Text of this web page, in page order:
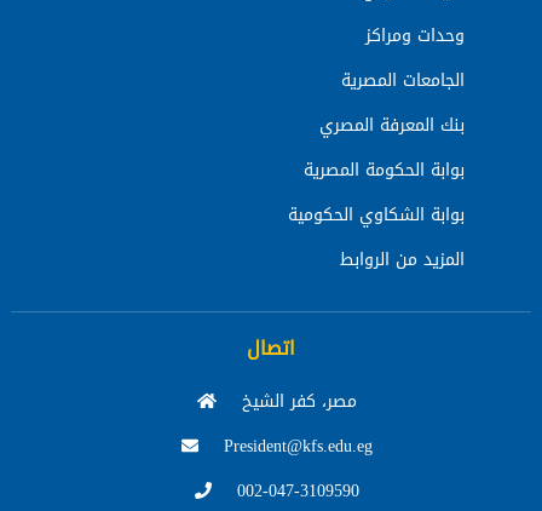
وحدات ومراكز
الجامعات المصرية
بنك المعرفة المصري
بوابة الحكومة المصرية
بوابة الشكاوي الحكومية
المزيد من الروابط
اتصال
مصر، كفر الشيخ
President@kfs.edu.eg
002-047-3109590